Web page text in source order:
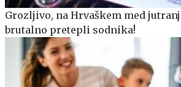
Grozljivo, na Hrvaškem med
brutalno pretepli sodnika!